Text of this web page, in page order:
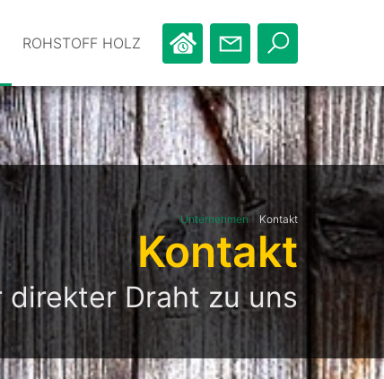
ROHSTOFF HOLZ
Unternehmen Kontakt
Kontakt
direkter Draht zu uns